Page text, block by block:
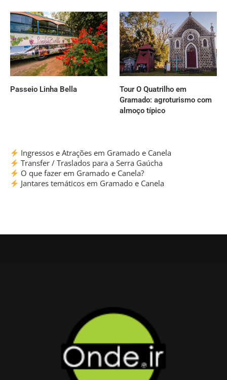
Passeio Linha Bella
Tour O Quatrilho em
Gramado: agroturismo com
almoço típico
Ingressos e Atrações em Gramado e Canela
Transfer / Traslados para a Serra Gaúcha
O que fazer em Gramado e Canela?
Jantares temáticos em Gramado e Canela